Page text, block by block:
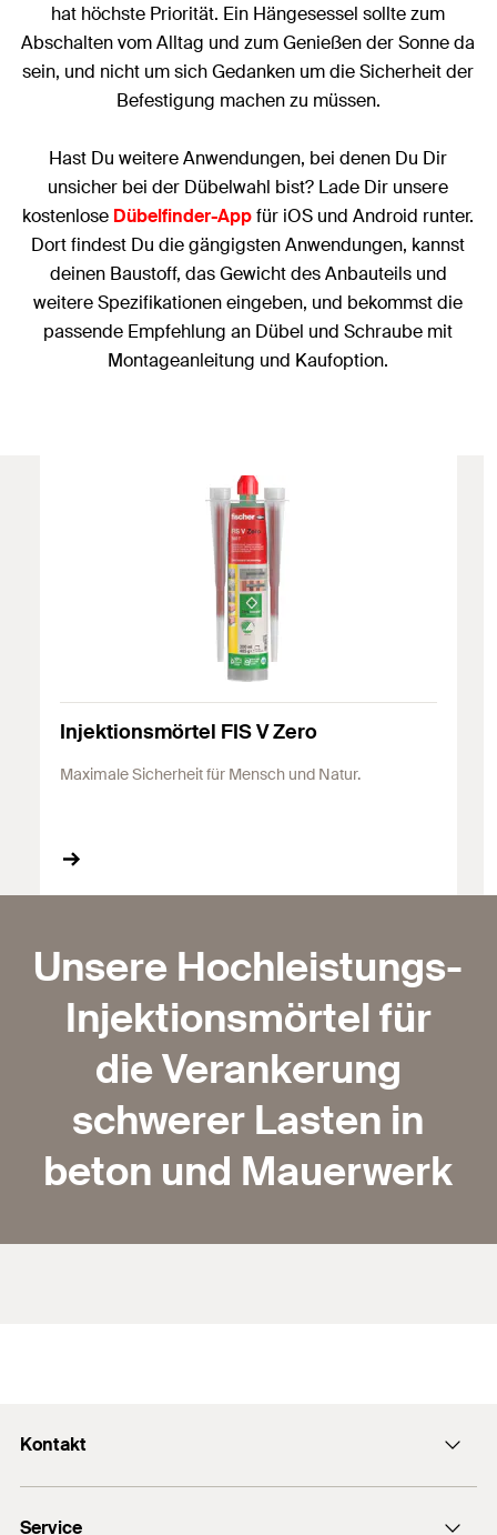
hat höchste Priorität. Ein Hängesessel sollte zum
Abschalten vom Alltag und zum Genießen der Sonne da
sein, und nicht um sich Gedanken um die Sicherheit der
Befestigung machen zu müssen.
Hast Du weitere Anwendungen, bei denen Du Dir
unsicher bei der Dübelwahl bist? Lade Dir unsere
kostenlose Dübelfinder-Appfür iOS und Android runter.
Dort findest Du die gängigsten Anwendungen, kannst
deinen Baustoff, das Gewicht des Anbauteils und
weitere Spezifikationen eingeben, und bekommst die
passende Empfehlung an Dübel und Schraube mit
Montageanleitung und Kaufoption.
Injektionsmörtel FIS V Zero
Maximale Sicherheit für Mensch und Natur.
Unsere Hochleistungs-
Injektionsmörtel für
die Verankerung
schwerer Lasten in
beton und Mauerwerk
Kontakt
Service